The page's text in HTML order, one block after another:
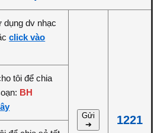
dv nhạc
click vào
Gửi
➔
1221
tôi để chia
BH